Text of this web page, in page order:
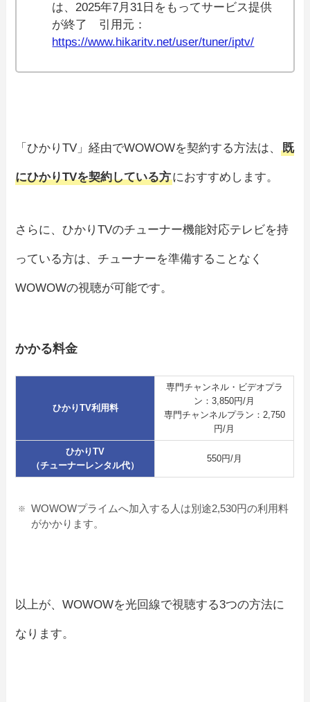
は、2025年7月31日をもってサービス提供
が終了 引用元：
https://www.hikaritv.net/user/tuner/iptv/
「ひかりTV」経由でWOWOWを契約する方法は、既
にひかりTVを契約している方におすすめします。
さらに、ひかりTVのチューナー機能対応テレビを持
っている方は、チューナーを準備することなく
WOWOWの視聴が可能です。
かかる料金
ひかりTV利用料
専門チャンネル・ビデオプラ
ン：3,850円/月
専門チャンネルプラン：2,750
円/月
ひかりTV
（チューナーレンタル代）
550円/月
WOWOWプライムへ加入する人は別途2,530円の利用料
がかかります。
以上が、WOWOWを光回線で視聴する3つの方法に
なります。